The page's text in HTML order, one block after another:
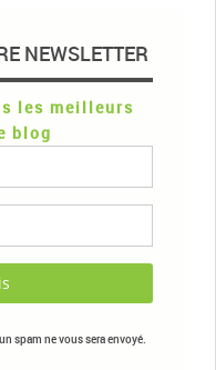
NEWSLETTER
les meilleurs
blog
spam ne vous sera envoyé.